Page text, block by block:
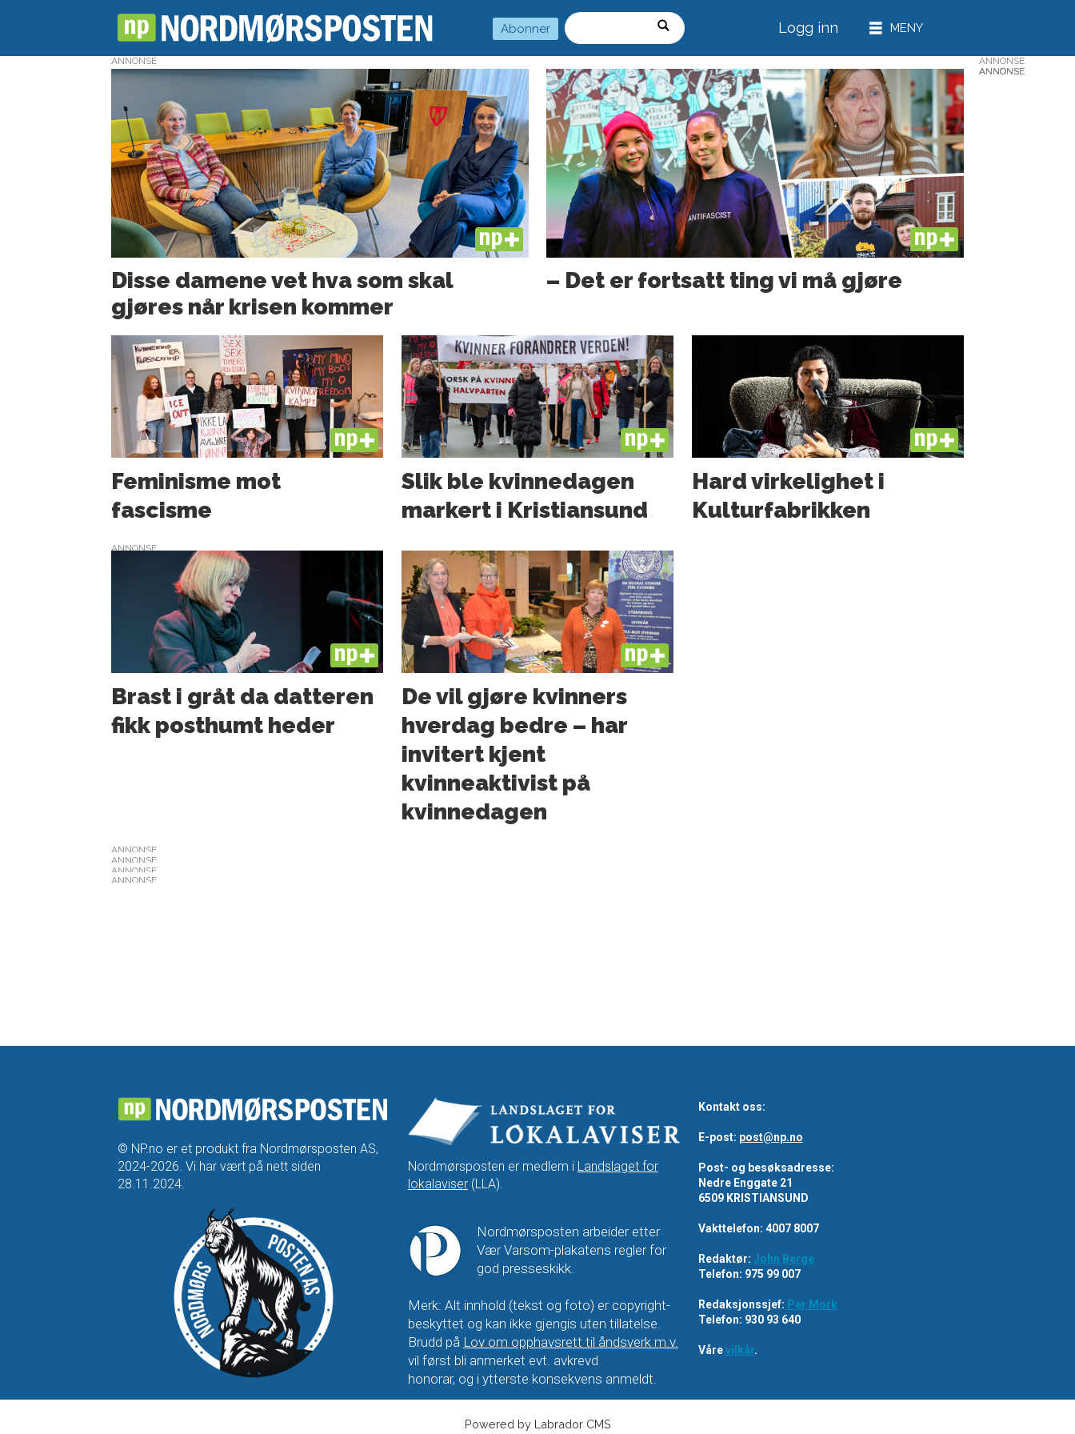
Abonner
Søk
Logg inn
ANNONSE
PLUS
Disse damene vet hva som skal
gjøres når krisen kommer
PLUS
– Det er fortsatt ting vi må gjøre
PLUS
Feminisme mot
fascisme
PLUS
Slik ble kvinnedagen
markert i Kristiansund
PLUS
Hard virkelighet i
Kulturfabrikken
ANNONSE
PLUS
Brast i gråt da datteren
fikk posthumt heder
PLUS
De vil gjøre kvinners
hverdag bedre – har
invitert kjent
kvinneaktivist på
kvinnedagen
ANNONSE
ANNONSE
ANNONSE
ANNONSE
ANNONSE
ANNONSE
ANNONSE
ANNONSE
ANNONSE
© NP.no er et produkt fra Nordmørsposten AS,
2024-2026. Vi har vært på nett siden
28.11.2024.
Nordmørsposten er medlem i Landslaget for
lokalaviser(LLA).
Nordmørsposten arbeider etter
Vær Varsom-plakatens regler for
god presseskikk.
Merk: Alt innhold (tekst og foto) er copyright-
beskyttet og kan ikke gjengis uten tillatelse.
Brudd på Lov om opphavsrett til åndsverk m.v.
vil først bli anmerket evt. avkrevd
honorar, og i ytterste konsekvens anmeldt.
Kontakt oss:
E-post: post@np.no
Post- og besøksadresse:
Nedre Enggate 21
6509 KRISTIANSUND
Vakttelefon: 4007 8007
Redaktør: John Berge
Telefon: 975 99 007
Redaksjonssjef: Per Mork
Telefon: 930 93 640
Vårevilkår.
Powered by Labrador CMS